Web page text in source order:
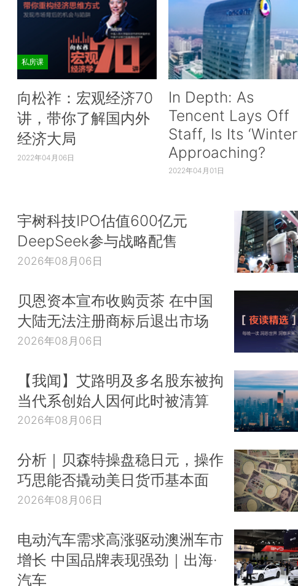
私房课
向松祚：宏观经济70
讲，带你了解国内外
经济大局
2022年04月06日
In Depth: As
Tencent Lays Off
Staff, Is Its
Approaching?
2022年04月01日
宇树科技IPO估值600亿元
DeepSeek参与战略配售
2026年08月06日
贝恩资本宣布收购贡茶 在中国
大陆无法注册商标后退出市场
2026年08月06日
【我闻】艾路明及多名股东被拘
当代系创始人因何此时被清算
2026年08月06日
分析｜贝森特操盘稳日元，操作
巧思能否撬动美日货币基本面
2026年08月06日
电动汽车需求高涨驱动澳洲车市
增长 中国品牌表现强劲｜出海·
汽车